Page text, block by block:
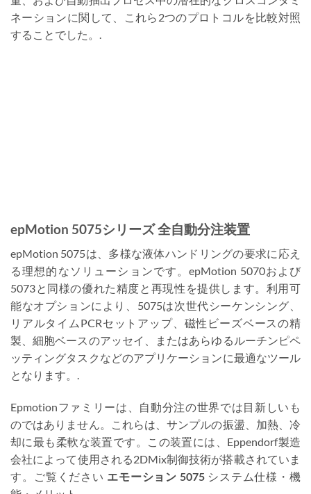
ネーションに関して、これら2つのプロトコルを比較対照
することでした。.
epMotion 5075シリーズ 全自動分注装置
epMotion 5075は、多様な液体ハンドリングの要求に応え
る理想的なソリューションです。epMotion 5070および
5073と同様の優れた精度と再現性を提供します。利用可
能なオプションにより、5075は次世代シーケンシング、
リアルタイムPCRセットアップ、磁性ビーズベースの精
製、細胞ベースのアッセイ、またはあらゆるルーチンピペ
ッティングタスクなどのアプリケーションに最適なツール
となります。.
Epmotionファミリーは、自動分注の世界では目新しいも
のではありません。これらは、サンプルの振盪、加熱、冷
却に最も柔軟な装置です。この装置には、Eppendorf製造
会社によって使用される2DMix制御技術が搭載されていま
す。ご覧ください エモーション 5075 システム仕様・機